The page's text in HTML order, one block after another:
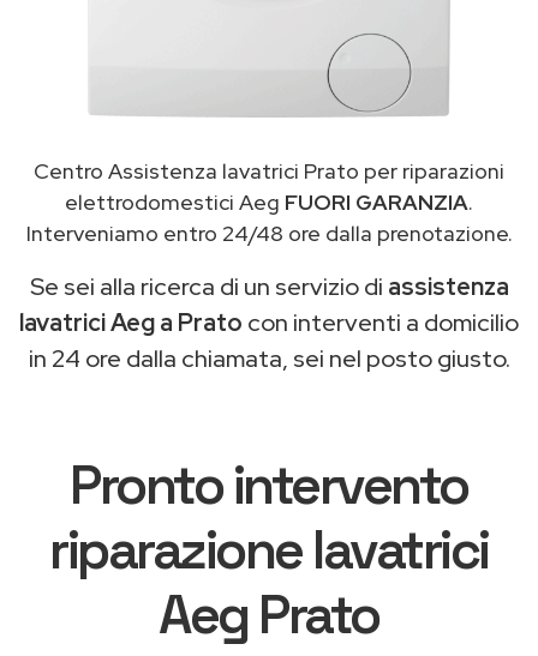
Centro Assistenza lavatrici Prato per riparazioni
elettrodomestici Aeg FUORI GARANZIA.
Interveniamo entro 24/48 ore dalla prenotazione.
Se sei alla ricerca di un servizio di assistenza
lavatrici Aeg a Prato con interventi a domicilio
in 24 ore dalla chiamata, sei nel posto giusto.
Pronto intervento
riparazione lavatrici
Aeg Prato